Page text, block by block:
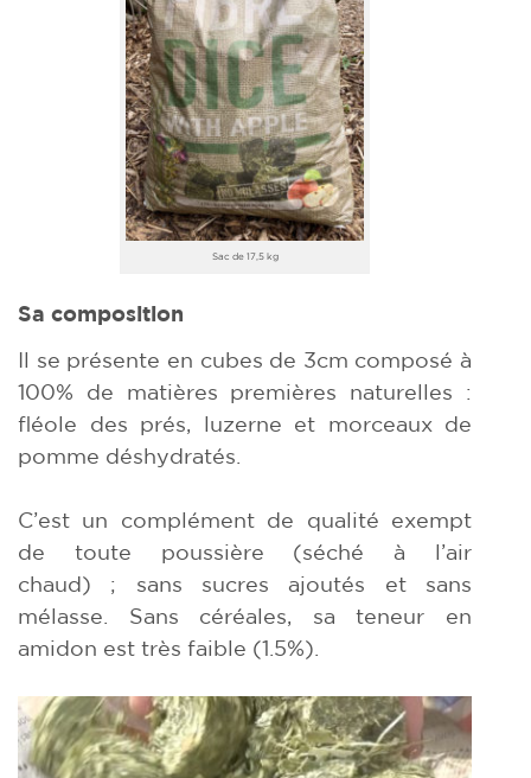
Sac de 17,5 kg
Sa composition
Il se présente en cubes de 3cm composé à
100% de matières premières naturelles :
fléole des prés, luzerne et morceaux de
pomme déshydratés.
C’est un complément de qualité exempt
de toute poussière (séché à l’air
chaud) ; sans sucres ajoutés et sans
mélasse. Sans céréales, sa teneur en
amidon est très faible (1.5%).